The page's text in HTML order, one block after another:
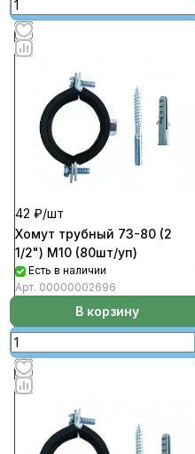
42 ₽/шт
Хомут трубный 73-80 (2
1/2") М10 (80шт/уп)
Есть в наличии
Арт. 00000002696
В корзину